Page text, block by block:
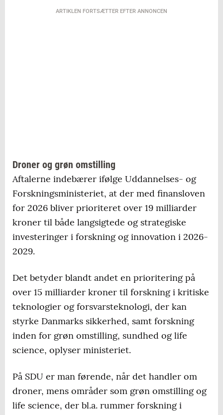
ARTIKLEN FORTSÆTTER EFTER ANNONCEN
Droner og grøn omstilling
Aftalerne indebærer ifølge Uddannelses- og
Forskningsministeriet, at der med finansloven
for 2026 bliver prioriteret over 19 milliarder
kroner til både langsigtede og strategiske
investeringer i forskning og innovation i 2026-
2029.
Det betyder blandt andet en prioritering på
over 15 milliarder kroner til forskning i kritiske
teknologier og forsvarsteknologi, der kan
styrke Danmarks sikkerhed, samt forskning
inden for grøn omstilling, sundhed og life
science, oplyser ministeriet.
På SDU er man førende, når det handler om
droner, mens områder som grøn omstilling og
life science, der bl.a. rummer forskning i